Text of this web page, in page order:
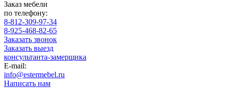
Заказ мебели
по телефону:
8-812-309-97-34
8-925-468-82-65
Заказать звонок
Заказать выезд
консультанта-замерщика
E-mail:
info@estermebel.ru
Написать нам